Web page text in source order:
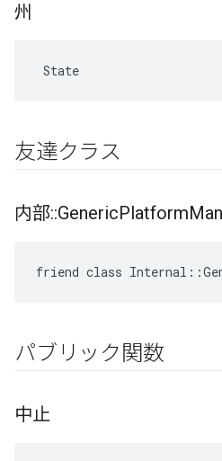
州
State
友達クラス
内部::GenericPlatform
friend class
パブリック関数
中止